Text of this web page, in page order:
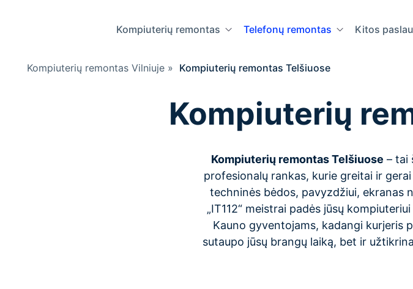
Kompiuterių remontas Telefonų remontas Kitos
Kompiuterių remontas Vilniuje » Kompiuterių remontas Telšiuose
Kompiuterių
Kompiuterių remontas Telšiuose – tai
profesionalų rankas, kurie greitai ir
techninės bėdos, pavyzdžiui, ekranas
„IT112“ meistrai padės jūsų
Kauno gyventojams, kadangi kurjeris
sutaupo jūsų brangų laiką, bet ir